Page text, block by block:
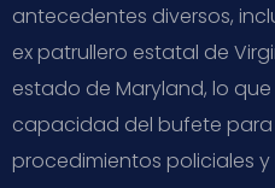
antecedentes diversos,
ex patrullero estatal de
estado de Maryland, lo
capacidad del bufete para
procedimientos policiales